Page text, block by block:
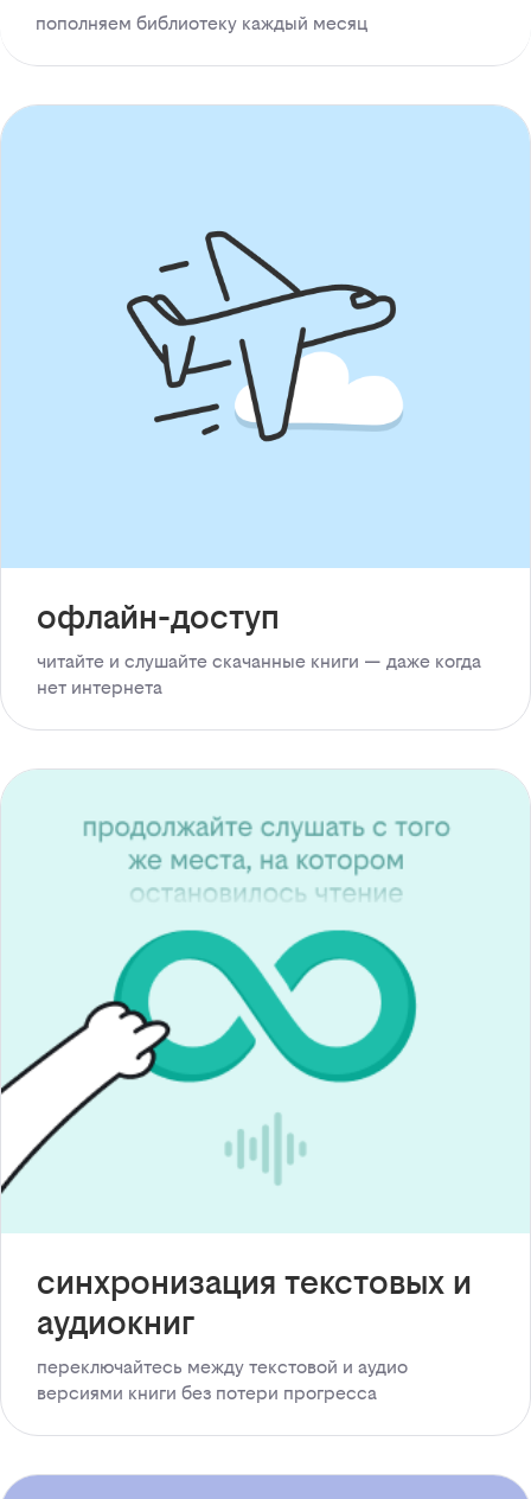
пополняем библиотеку каждый месяц
офлайн-доступ
читайте и слушайте скачанные книги — даже когда
нет интернета
синхронизация текстовых и
аудиокниг
переключайтесь между текстовой и аудио
версиями книги без потери прогресса